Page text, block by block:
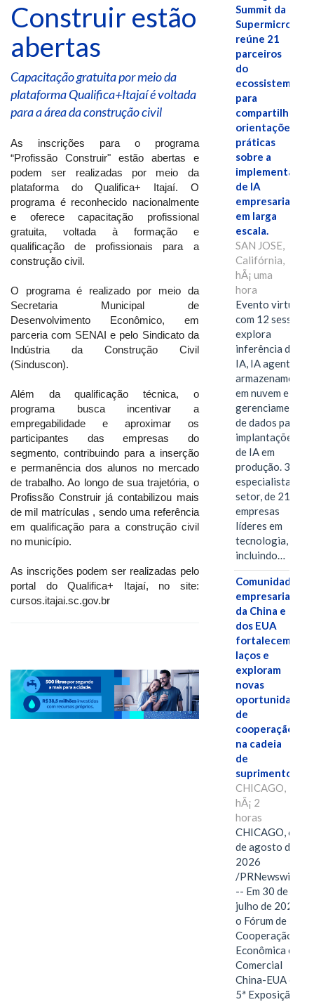
Construir estão
abertas
Capacitação gratuita por meio da
plataforma Qualifica+Itajaí é voltada
para a área da construção civil
As inscrições para o programa
“Profissão Construir" estão abertas e
podem ser realizadas por meio da
plataforma do Qualifica+ Itajaí. O
programa é reconhecido nacionalmente
e oferece capacitação profissional
gratuita, voltada à formação e
qualificação de profissionais para a
construção civil.
O programa é realizado por meio da
Secretaria Municipal de
Desenvolvimento Econômico, em
parceria com SENAI e pelo Sindicato da
Indústria da Construção Civil
(Sinduscon).
Além da qualificação técnica, o
programa busca incentivar a
empregabilidade e aproximar os
participantes das empresas do
segmento, contribuindo para a inserção
e permanência dos alunos no mercado
de trabalho. Ao longo de sua trajetória, o
Profissão Construir já contabilizou mais
de mil matrículas , sendo uma referência
em qualificação para a construção civil
no município.
As inscrições podem ser realizadas pelo
portal do Qualifica+ Itajaí, no site:
cursos.itajai.sc.gov.br
Summit da
Supermicro
reúne 21
parceiros
do
ecossistema
para
compartilhar
orientações
práticas
sobre a
implementação
de IA
empresarial
em larga
escala.
SAN JOSE,
Califórnia,
hÃ¡ uma
hora
Evento virtual
com 12 sessões
explora
inferência de
IA, IA agentiva,
armazenamento
em nuvem e
gerenciamento
de dados para
implantações
de IA em
produção. 38
especialistas do
setor, de 21
empresas
líderes em
tecnologia,
incluindo…
Comunidades
empresariais
da China e
dos EUA
fortalecem
laços e
exploram
novas
oportunidades
de
cooperação
na cadeia
de
suprimentos.
CHICAGO,
hÃ¡ 2
horas
CHICAGO, 6
de agosto de
2026
/PRNewswire/
-- Em 30 de
julho de 2026,
o Fórum de
Cooperação
Econômica e
Comercial
China-EUA e a
5ª Exposição